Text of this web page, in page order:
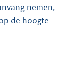
nemen,
de hoogte